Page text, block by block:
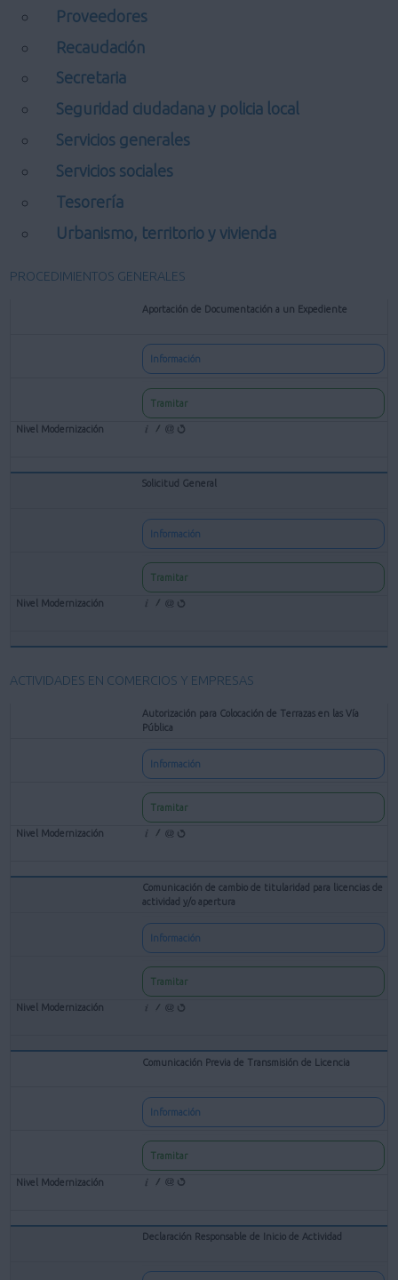
Proveedores
Recaudación
Secretaria
Seguridad ciudadana y policia local
Servicios generales
Servicios sociales
Tesorería
Urbanismo, territorio y vivienda
PROCEDIMIENTOS GENERALES
Aportación de Documentación a un Expediente
Información
Tramitar
Solicitud General
Información
Tramitar
ACTIVIDADES EN COMERCIOS Y EMPRESAS
Autorización para Colocación de Terrazas en las Vía
Pública
Información
Tramitar
Comunicación de cambio de titularidad para licencias de
actividad y/o apertura
Información
Tramitar
Comunicación Previa de Transmisión de Licencia
Información
Tramitar
Declaración Responsable de Inicio de Actividad